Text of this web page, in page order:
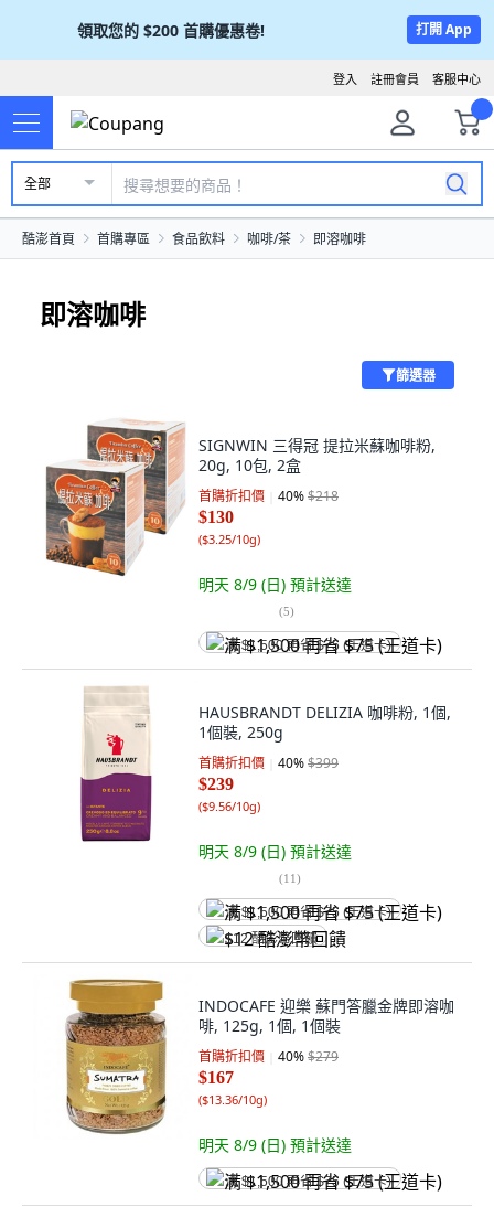
領取您的 $200 首購優惠卷! 打開 App
客服中心
註冊會員
登入
全部
酷澎首頁 首購專區 食品飲料 咖啡/茶 即溶咖啡
即溶咖啡
篩選器
SIGNWIN 三得冠 提拉米蘇咖啡粉,
20g, 10包, 2盒
首購折扣價 40%$218
$130
($3.25/10g)
明天 8/9 (日) 預計送達
(5)
满 $1,500 再省 $75 (王道卡)
HAUSBRANDT DELIZIA 咖啡粉, 1個,
1個裝, 250g
首購折扣價 40%$399
$239
($9.56/10g)
明天 8/9 (日) 預計送達
(11)
满 $1,500 再省 $75 (王道卡)
$12 酷澎幣回饋
INDOCAFE 迎樂 蘇門答臘金牌即溶咖
啡, 125g, 1個, 1個裝
首購折扣價 40%$279
$167
($13.36/10g)
明天 8/9 (日) 預計送達
满 $1,500 再省 $75 (王道卡)